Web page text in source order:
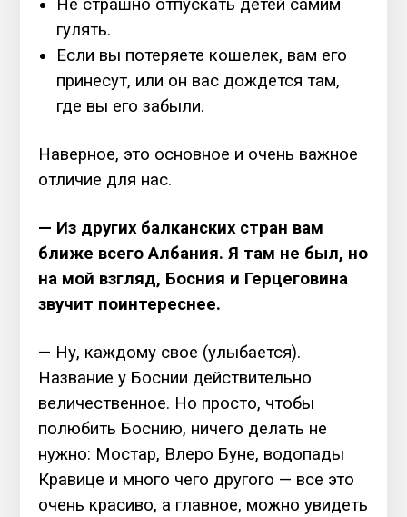
Не страшно отпускать детей самим
гулять.
Если вы потеряете кошелек, вам его
принесут, или он вас дождется там,
где вы его забыли.
Наверное, это основное и очень важное
отличие для нас.
— Из других балканских стран вам
ближе всего Албания. Я там не был, но
на мой взгляд, Босния и Герцеговина
звучит поинтереснее.
— Ну, каждому свое (улыбается).
Название у Боснии действительно
величественное. Но просто, чтобы
полюбить Боснию, ничего делать не
нужно: Мостар, Влеро Буне, водопады
Кравице и много чего другого — все это
очень красиво, а главное, можно увидеть